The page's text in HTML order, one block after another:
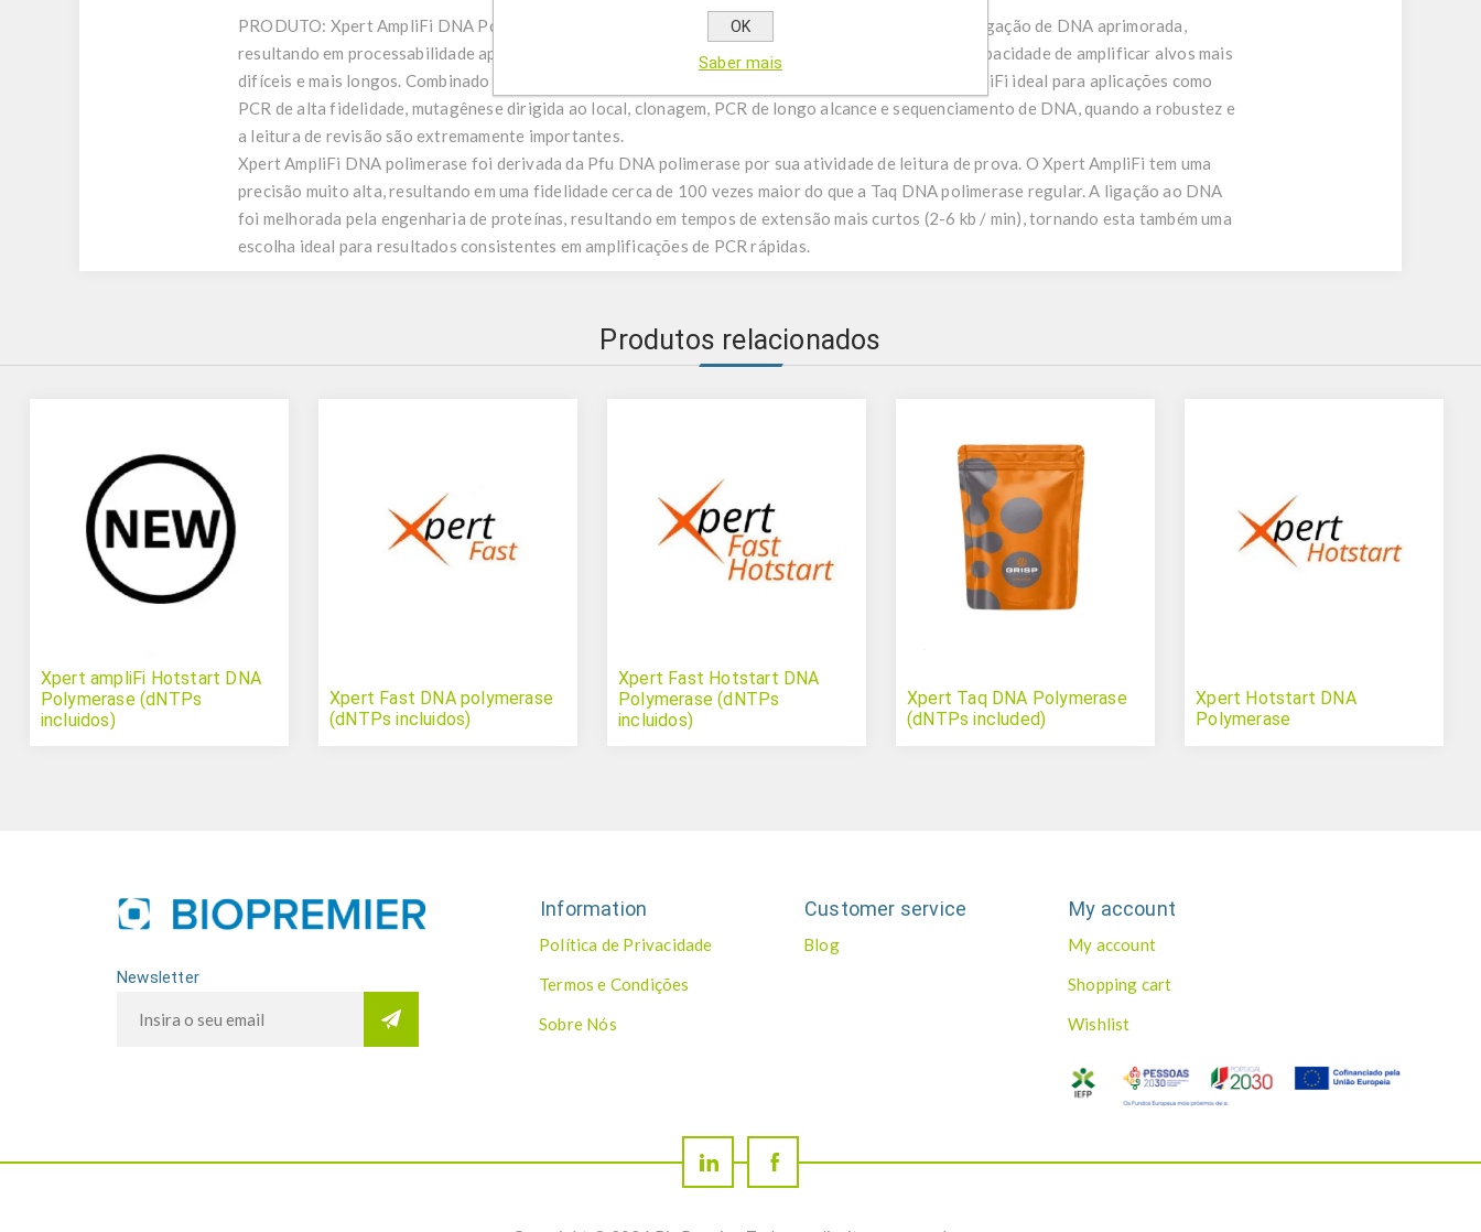
PRODUTO: Xpert AmpliFi DNA Polymerase é uma enzima de alta fidelidade robusta e versátil com ligação de DNA aprimorada,
resultando em processabilidade aprimorada, tempos de extensão mais curtos, maior rendimento e capacidade de amplificar alvos mais
difíceis e mais longos. Combinado com sua taxa de erro extremamente baixa, isso torna o Xpert AmpliFi ideal para aplicações como
PCR de alta fidelidade, mutagênese dirigida ao local, clonagem, PCR de longo alcance e sequenciamento de DNA, quando a robustez e
a leitura de revisão são extremamente importantes.
Xpert AmpliFi DNA polimerase foi derivada da Pfu DNA polimerase por sua atividade de leitura de prova. O Xpert AmpliFi tem uma
precisão muito alta, resultando em uma fidelidade cerca de 100 vezes maior do que a Taq DNA polimerase regular. A ligação ao DNA
foi melhorada pela engenharia de proteínas, resultando em tempos de extensão mais curtos (2-6 kb / min), tornando esta também uma
escolha ideal para resultados consistentes em amplificações de PCR rápidas.
Produtos relacionados
Xpert ampliFi Hotstart DNA
Polymerase (dNTPs
incluidos)
Xpert Fast DNA polymerase
(dNTPs incluidos)
Xpert Fast Hotstart DNA
Polymerase (dNTPs
incluidos)
Xpert Taq DNA Polymerase
(dNTPs included)
Xpert Hotstart DNA
Polymerase
Newsletter
Information
Política de Privacidade
Termos e Condições
Sobre Nós
Customer service
Blog
My account
My account
Shopping cart
Wishlist
OK
Saber mais